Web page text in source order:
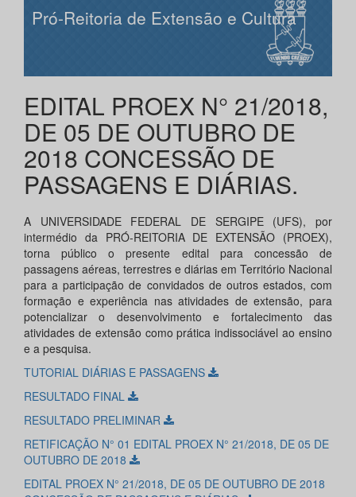
Pró-Reitoria de Extensão e Cultura
EDITAL PROEX N° 21/2018,
DE 05 DE OUTUBRO DE
2018 CONCESSÃO DE
PASSAGENS E DIÁRIAS.
A UNIVERSIDADE FEDERAL DE SERGIPE (UFS), por
intermédio da PRÓ-REITORIA DE EXTENSÃO (PROEX),
torna público o presente edital para concessão de
passagens aéreas, terrestres e diárias em Território Nacional
para a participação de convidados de outros estados, com
formação e experiência nas atividades de extensão, para
potencializar o desenvolvimento e fortalecimento das
atividades de extensão como prática indissociável ao ensino
e a pesquisa.
TUTORIAL DIÁRIAS E PASSAGENS
RESULTADO FINAL
RESULTADO PRELIMINAR
RETIFICAÇÃO N° 01 EDITAL PROEX N° 21/2018, DE 05 DE
OUTUBRO DE 2018
EDITAL PROEX N° 21/2018, DE 05 DE OUTUBRO DE 2018